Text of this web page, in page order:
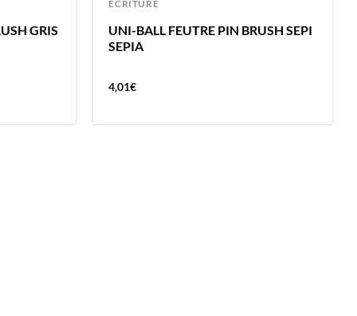
GRIS
ECRITURE
UNI-BALL FEUTRE PIN BRUSH SEPI
SEPIA
4,01€